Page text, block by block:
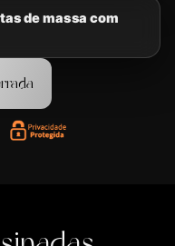
de massa com